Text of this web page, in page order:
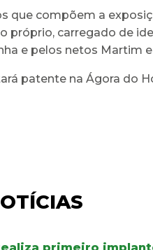
que compõem a
próprio, carregado de
e pelos netos Martim
patente na Ágora do
primeiro